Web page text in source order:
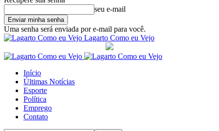
seu e-mail
Uma senha será enviada por e-mail para você.
Lagarto Como eu Vejo
Início
Últimas Notícias
Esporte
Política
Emprego
Contato